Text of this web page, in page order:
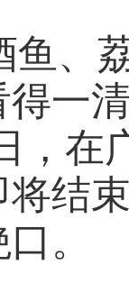
鱼、
一
，在
结
。